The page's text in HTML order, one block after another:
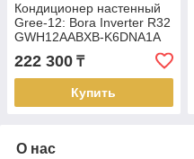
Кондиционер настенный
Gree-12: Bora Inverter R32
GWH12AABXB-K6DNA1A
(без соединительной
инсталляции)
222 300 ₸
Купить
О нас